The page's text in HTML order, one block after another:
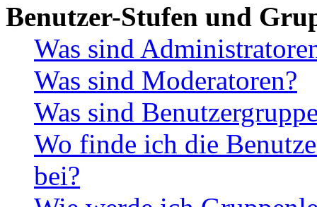
Benutzer-Stufen und
Was sind
Was sind Moderatoren?
Was sind
Wo finde ich die
bei?